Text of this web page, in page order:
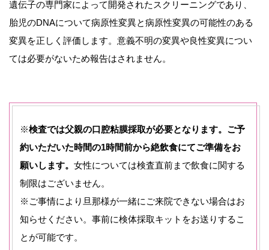
遺伝子の専門家によって開発されたスクリーニングであり、
胎児のDNAについて病原性変異と病原性変異の可能性のある
変異を正しく評価します。意義不明の変異や良性変異につい
ては必要がないため報告はされません。
※検査では父親の口腔粘膜採取が必要となります。ご予
約いただいた時間の1時間前から絶飲食にてご準備をお
願いします。 女性については検査直前まで飲食に関する
制限はございません。
※ご事情により旦那様が一緒にご来院できない場合はお
知らせください。事前に検体採取キットをお送りするこ
とが可能です。